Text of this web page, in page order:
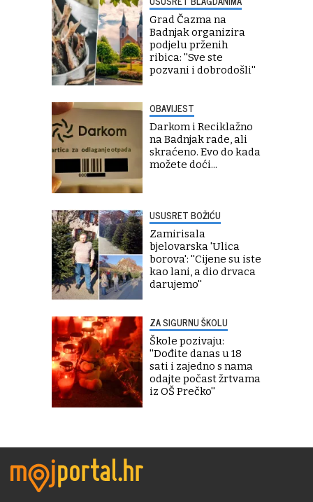
Grad Čazma na
Badnjak organizira
podjelu prženih
ribica: ''Sve ste
pozvani i dobrodošli''
OBAVIJEST
Darkom i Reciklažno
na Badnjak rade, ali
skraćeno. Evo do kada
možete doći...
USUSRET BOŽIĆU
Zamirisala
bjelovarska 'Ulica
borova': ''Cijene su iste
kao lani, a dio drvaca
darujemo''
ZA SIGURNU ŠKOLU
Škole pozivaju:
''Dođite danas u 18
sati i zajedno s nama
odajte počast žrtvama
iz OŠ Prečko''